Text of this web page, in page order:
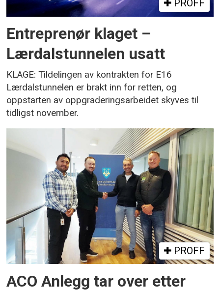
PROFF
Entreprenør klaget –
Lærdalstunnelen usatt
KLAGE: Tildelingen av kontrakten for E16
Lærdalstunnelen er brakt inn for retten, og
oppstarten av oppgraderingsarbeidet skyves til
tidligst november.
PROFF
ACO Anlegg tar over etter